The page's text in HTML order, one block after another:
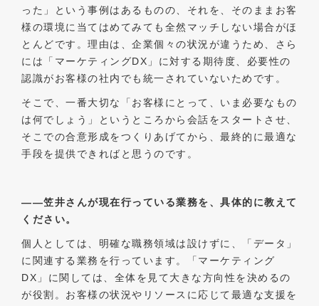
った」という事例はあるものの、それを、そのままお客
様の環境に当てはめてみても全然マッチしない場合がほ
とんどです。理由は、企業個々の状況が違うため、さら
には「マーケティングDX」に対する期待度、必要性の
認識がお客様の社内でも統一されていないためです。
そこで、一番大切な「お客様にとって、いま必要なもの
は何でしょう」というところから会話をスタートさせ、
そこでの合意形成をつくりあげてから、最終的に最適な
手段を提供できればと思うのです。
――笠井さんが現在行っている業務を、具体的に教えて
ください。
個人としては、明確な職務領域は設けずに、「データ」
に関連する業務を行っています。「マーケティング
DX」に関しては、全体を見て大きな方向性を決めるの
が役割。お客様の状況やリソースに応じて最適な支援を